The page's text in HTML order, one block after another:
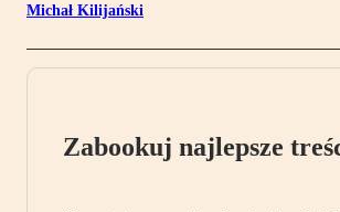
Michał Kilijański
Zabookuj najlepsze